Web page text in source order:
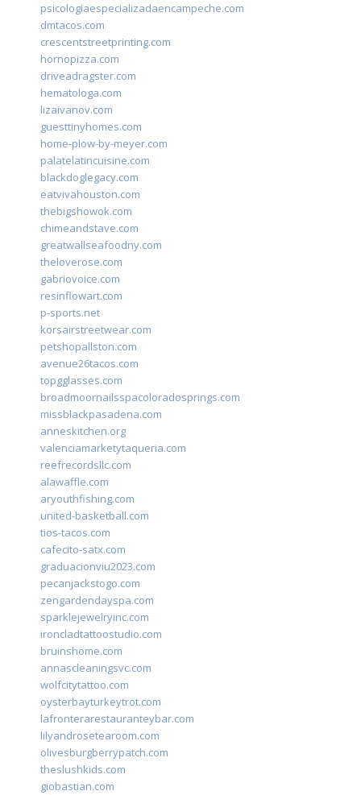
psicologiaespecializadaencampeche.com
dmtacos.com
crescentstreetprinting.com
hornopizza.com
driveadragster.com
hematologa.com
lizaivanov.com
guesttinyhomes.com
home-plow-by-meyer.com
palatelatincuisine.com
blackdoglegacy.com
eatvivahouston.com
thebigshowok.com
chimeandstave.com
greatwallseafoodny.com
theloverose.com
gabriovoice.com
resinflowart.com
p-sports.net
korsairstreetwear.com
petshopallston.com
avenue26tacos.com
topgglasses.com
broadmoornailsspacoloradosprings.com
missblackpasadena.com
anneskitchen.org
valenciamarketytaqueria.com
reefrecordsllc.com
alawaffle.com
aryouthfishing.com
united-basketball.com
tios-tacos.com
cafecito-satx.com
graduacionviu2023.com
pecanjackstogo.com
zengardendayspa.com
sparklejewelryinc.com
ironcladtattoostudio.com
bruinshome.com
annascleaningsvc.com
wolfcitytattoo.com
oysterbayturkeytrot.com
lafronterarestauranteybar.com
lilyandrosetearoom.com
olivesburgberrypatch.com
theslushkids.com
giobastian.com